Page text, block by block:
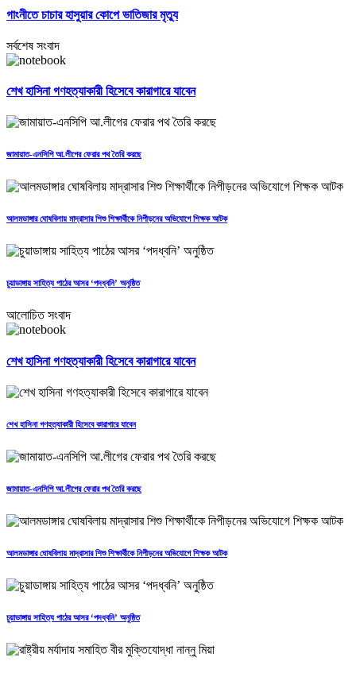
গাংনীতে চাচার হাসুয়ার কোপে ভাতিজার মৃত্যু
সর্বশেষ সংবাদ
শেখ হাসিনা গণহত্যাকারী হিসেবে কারাগারে যাবেন
জামায়াত-এনসিপি আ.লীগের ফেরার পথ তৈরি করছে
আলমডাঙ্গার ঘোষবিলায় মাদ্রাসার শিশু শিক্ষার্থীকে নিপীড়নের অভিযোগে শিক্ষক আটক
চুয়াডাঙ্গায় সাহিত্য পাঠের আসর ‘পদধ্বনি’ অনুষ্ঠিত
আলোচিত সংবাদ
শেখ হাসিনা গণহত্যাকারী হিসেবে কারাগারে যাবেন
শেখ হাসিনা গণহত্যাকারী হিসেবে কারাগারে যাবেন
জামায়াত-এনসিপি আ.লীগের ফেরার পথ তৈরি করছে
আলমডাঙ্গার ঘোষবিলায় মাদ্রাসার শিশু শিক্ষার্থীকে নিপীড়নের অভিযোগে শিক্ষক আটক
চুয়াডাঙ্গায় সাহিত্য পাঠের আসর ‘পদধ্বনি’ অনুষ্ঠিত